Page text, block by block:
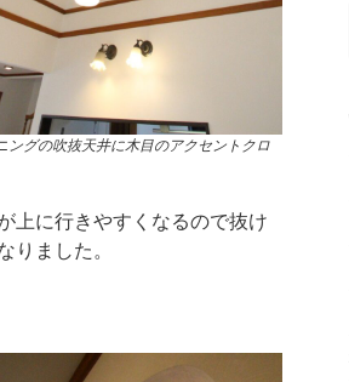
ングの吹抜天井に木目のアクセントクロ
上に行きやすくなるので抜け
りました。